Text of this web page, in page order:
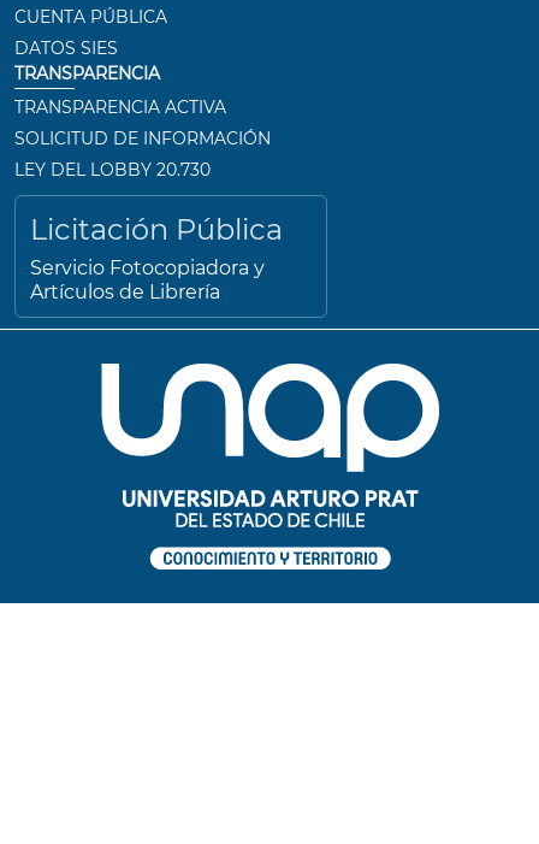
CUENTA PÚBLICA
DATOS SIES
TRANSPARENCIA
TRANSPARENCIA ACTIVA
SOLICITUD DE INFORMACIÓN
LEY DEL LOBBY 20.730
Licitación Pública
Servicio Fotocopiadora y
Artículos de Librería